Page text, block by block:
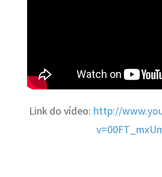
Link do vídeo: http://